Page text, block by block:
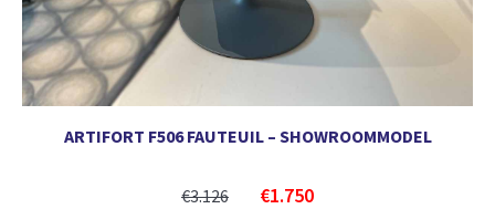
ARTIFORT F506 FAUTEUIL – SHOWROOMMODEL
€3.126 €1.750